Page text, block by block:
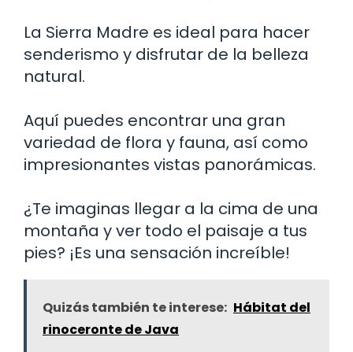
La Sierra Madre es ideal para hacer
senderismo y disfrutar de la belleza
natural.
Aquí puedes encontrar una gran
variedad de flora y fauna, así como
impresionantes vistas panorámicas.
¿Te imaginas llegar a la cima de una
montaña y ver todo el paisaje a tus
pies? ¡Es una sensación increíble!
Quizás también te interese: Hábitat del
rinoceronte de Java